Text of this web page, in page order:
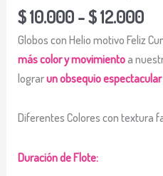
$10.000-$12.000
Globos con Helio motivo Feliz
más color y movimientoa
lograrun obsequio
Diferentes Colores con textura
Duración de Flote: